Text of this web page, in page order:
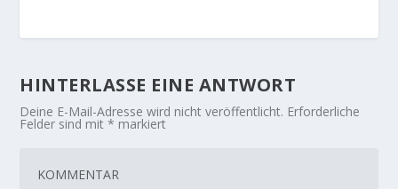
HINTERLASSE EINE ANTWORT
Deine E-Mail-Adresse wird nicht veröffentlicht. Erforderliche
Felder sind mit* markiert